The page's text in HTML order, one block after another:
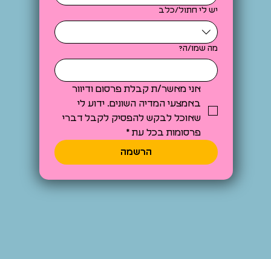
יש לי חתול/כלב
מה שמו/ה?
אני מאשר/ת קבלת פרסום ודיוור
באמצעי המדיה השונים. ידוע לי
שאוכל לבקש להפסיק לקבל דברי
פרסומות בכל עת *
הרשמה